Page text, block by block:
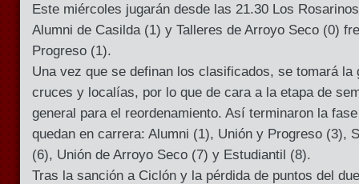
Este miércoles jugarán desde las 21.30 Los
Alumni de Casilda (1) y Talleres de Arroyo Seco (0)
Progreso (1).
Una vez que se definan los clasificados, se tomará la
cruces y localías, por lo que de cara a la etapa de
general para el reordenamiento. Así terminaron la
quedan en carrera: Alumni (1), Unión y Progreso (3),
(6), Unión de Arroyo Seco (7) y Estudiantil (8).
Tras la sanción a Ciclón y la pérdida de puntos del